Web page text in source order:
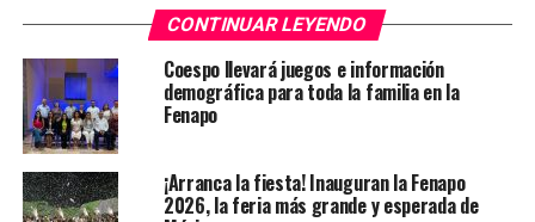
56 cargadores.
3 granadas.
33 piezas de armas de fuego.
339 ojivas.
CONTINUAR LEYENDO
Coespo llevará juegos e información
demográfica para toda la familia en la
Fenapo
¡Arranca la fiesta! Inauguran la Fenapo
2026, la feria más grande y esperada de